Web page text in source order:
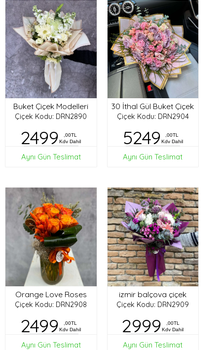
Buket Çiçek Modelleri
Çiçek Kodu: DRN2890
2499
,00TL
Kdv Dahil
Aynı Gün Teslimat
30 İthal Gül Buket Çiçek
Çiçek Kodu: DRN2904
5249
,00TL
Kdv Dahil
Aynı Gün Teslimat
Orange Love Roses
Çiçek Kodu: DRN2908
2499
,00TL
Kdv Dahil
Aynı Gün Teslimat
izmir balçova çiçek
Çiçek Kodu: DRN2909
2999
,00TL
Kdv Dahil
Aynı Gün Teslimat